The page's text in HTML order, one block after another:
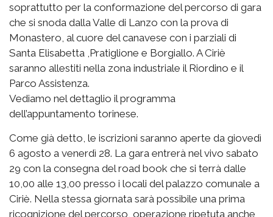
soprattutto per la conformazione del percorso di gara
che si snoda dalla Valle di Lanzo con la prova di
Monastero, al cuore del canavese con i parziali di
Santa Elisabetta ,Pratiglione e Borgiallo. A Ciriè
saranno allestiti nella zona industriale il Riordino e il
Parco Assistenza.
Vediamo nel dettaglio il programma
dell’appuntamento torinese.
Come già detto, le iscrizioni saranno aperte da giovedì
6 agosto a venerdì 28. La gara entrerà nel vivo sabato
29 con la consegna del road book che si terrà dalle
10,00 alle 13,00 presso i locali del palazzo comunale a
Ciriè. Nella stessa giornata sarà possibile una prima
ricognizione del percorso, operazione ripetuta anche